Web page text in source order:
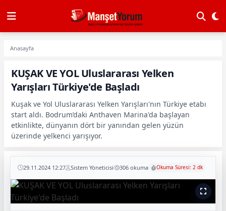
Anasayfa
KUŞAK VE YOL Uluslararası Yelken
Yarışları Türkiye'de Başladı
Kuşak ve Yol Uluslararası Yelken Yarışları'nın Türkiye etabı
start aldı. Bodrum’daki Anthaven Marina'da başlayan
etkinlikte, dünyanın dört bir yanından gelen yüzün
üzerinde yelkenci yarışıyor.
29.11.2024 12:27 Sistem Yöneticisi 306 okuma Okuma Süresi: 2 dk